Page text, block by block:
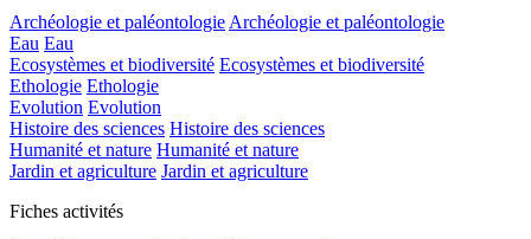
Archéologie et paléontologie Archéologie et paléontologie
Eau Eau
Ecosystèmes et biodiversité Ecosystèmes et biodiversité
Ethologie Ethologie
Evolution Evolution
Histoire des sciences Histoire des sciences
Humanité et nature Humanité et nature
Jardin et agriculture Jardin et agriculture
Fiches activités